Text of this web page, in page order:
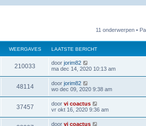
11 onderwerpen •
WEERGAVES LAATSTE BERICHT
210033 door jorim82
ma dec 14, 2020 10:13 am
48114 door jorim82
wo dec 09, 2020 9:38 am
37457 door vi coactus
vr okt 16, 2020 9:36 am
door vi coactus